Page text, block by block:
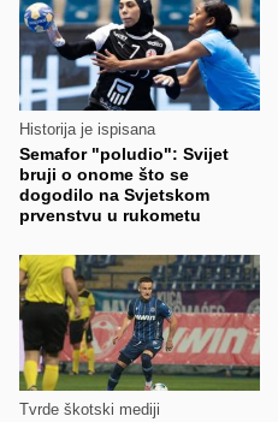
Historija je ispisana
Semafor "poludio": Svijet
bruji o onome što se
dogodilo na Svjetskom
prvenstvu u rukometu
Tvrde škotski mediji